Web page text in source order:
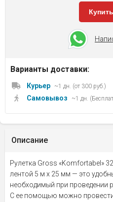
Варианты доставки:
Курьер ~1 дн. (от 300 руб.)
Самовывоз ~1 дн.
Описание
Рулетка Gross «Komfortabel»
лентой 5 м х 25 мм — это
необходимый при проведении
С ее помощью можно